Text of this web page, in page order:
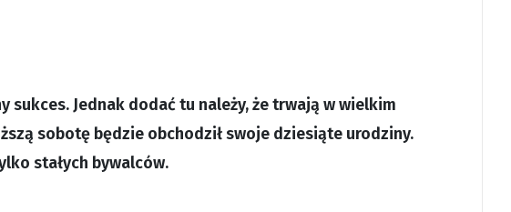
sukces. Jednak dodać tu należy, że trwają w wielkim
sobotę będzie obchodził swoje dziesiąte urodziny.
stałych bywalców.